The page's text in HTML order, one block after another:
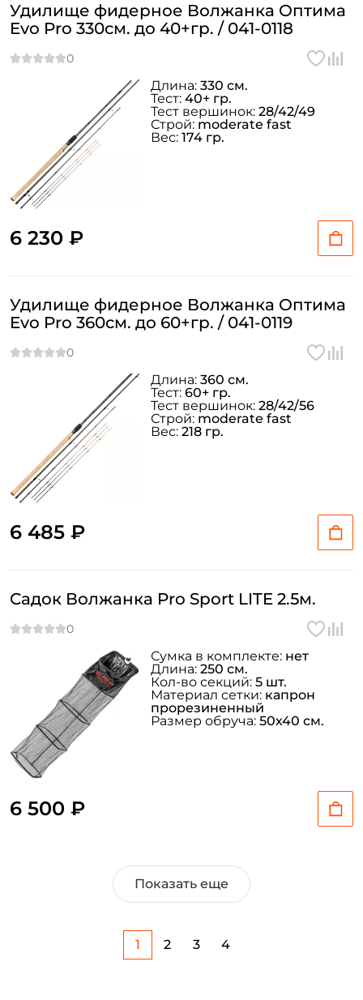
Удилище фидерное Волжанка Оптима
Evo Pro 330см. до 40+гр. / 041-0118
6 230 ₽
Длина: 330 см.
Тест: 40+ гр.
Тест вершинок: 28/42/49
Строй: moderate fast
Вес: 174 гр.
Удилище фидерное Волжанка Оптима
Evo Pro 360см. до 60+гр. / 041-0119
6 485 ₽
Длина: 360 см.
Тест: 60+ гр.
Тест вершинок: 28/42/56
Строй: moderate fast
Вес: 218 гр.
Садок Волжанка Pro Sport LITE 2.5м.
6 500 ₽
Сумка в комплекте: нет
Длина: 250 см.
Кол-во секций: 5 шт.
Материал сетки: капрон
прорезиненный
Размер обруча: 50х40 см.
Показать еще
1 2 3 4